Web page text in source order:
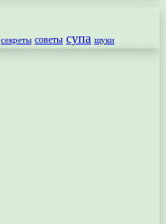
секреты советы супа щуки